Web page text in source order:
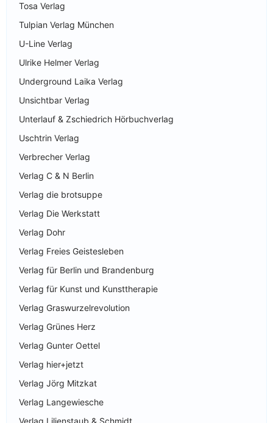
Tosa Verlag
Tulpian Verlag München
U-Line Verlag
Ulrike Helmer Verlag
Underground Laika Verlag
Unsichtbar Verlag
Unterlauf & Zschiedrich Hörbuchverlag
Uschtrin Verlag
Verbrecher Verlag
Verlag C & N Berlin
Verlag die brotsuppe
Verlag Die Werkstatt
Verlag Dohr
Verlag Freies Geistesleben
Verlag für Berlin und Brandenburg
Verlag für Kunst und Kunsttherapie
Verlag Graswurzelrevolution
Verlag Grünes Herz
Verlag Gunter Oettel
Verlag hier+jetzt
Verlag Jörg Mitzkat
Verlag Langewiesche